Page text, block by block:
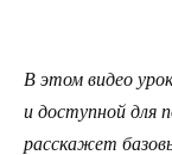
В этом видео
и доступной для
расскажет